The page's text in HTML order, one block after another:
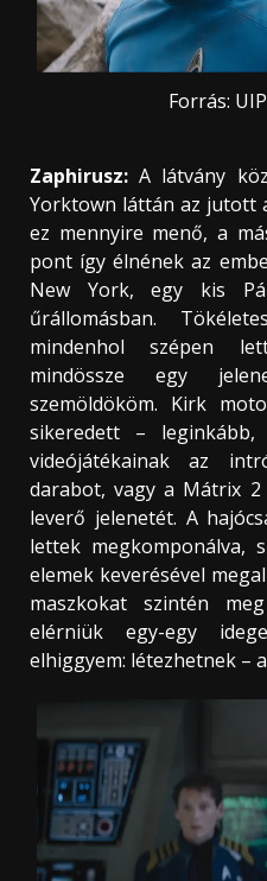
Forrás:
Zaphirusz:A látvány
Yorktown láttán az jutott
ez mennyire menő, a
pont így élnének az
New York, egy kis
űrállomásban.
mindenhol szépen
mindössze egy
szemöldököm. Kirk
sikeredett –
videójátékainak az
darabot, vagy a Mátrix
leverő jelenetét. A
lettek megkomponálva,
elemek keverésével
maszkokat szintén
elérniük egy-egy
elhiggyem: létezhetnek –